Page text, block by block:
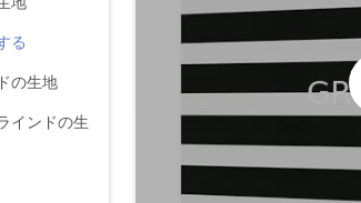
る
の生地
インドの生